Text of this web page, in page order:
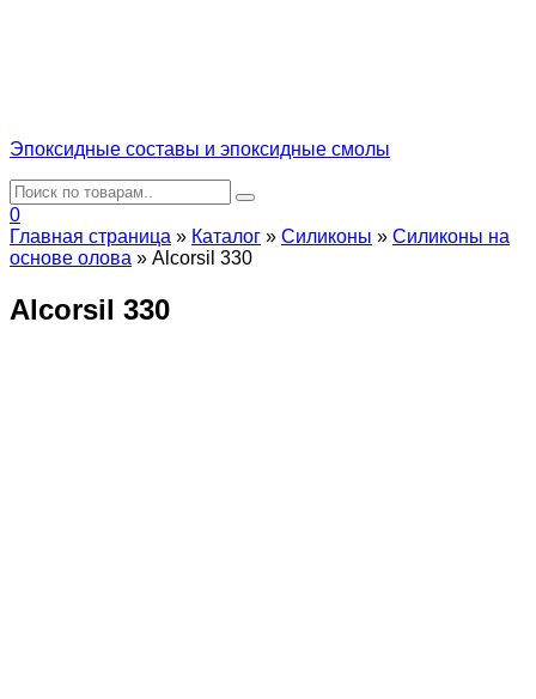
Эпоксидные составы и эпоксидные смолы
0
Главная страница » Каталог » Силиконы » Cиликоны на
основе олова » Alcorsil 330
Alcorsil 330